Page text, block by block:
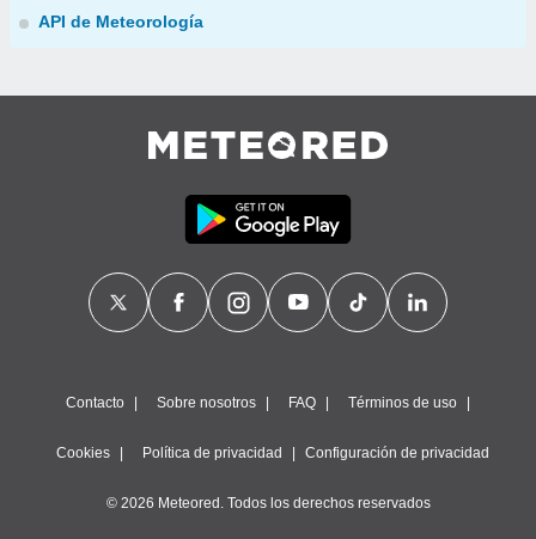
API de Meteorología
Contacto Sobre nosotros FAQ Términos de uso
Cookies Política de privacidad Configuración de privacidad
© 2026 Meteored. Todos los derechos reservados